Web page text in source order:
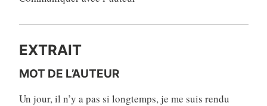
EXTRAIT
MOT DE L’AUTEUR
Un jour, il n’y a pas si longtemps, je me suis rendu